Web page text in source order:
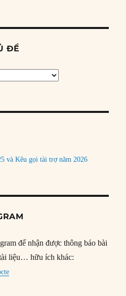
ĐỀ
và Kêu gọi tài trợ năm 2026
để nhận được thông báo bài
liệu… hữu ích khác: